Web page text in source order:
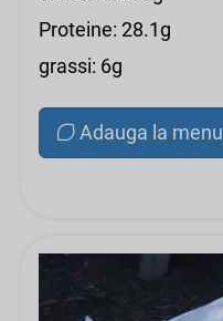
Proteine: 28.1g
grassi: 6g
Adauga la menu